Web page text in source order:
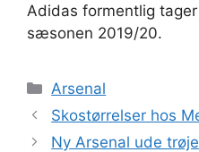
Adidas formentlig
sæsonen 2019/20.
Kategorier
Arsenal
Skostørrelser hos
Ny Arsenal ude